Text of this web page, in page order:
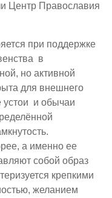
Центр Православия
при поддержке
в
но активной
для внешнего
устои и обычаи
а именно ее
собой образ
крепкими
желанием